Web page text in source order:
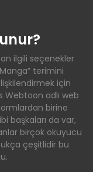
ilgili seçenekler
terimini
için
Webtoon adlı web
birine
başkaları da var,
birçok okuyucu
çeşitlidir bu